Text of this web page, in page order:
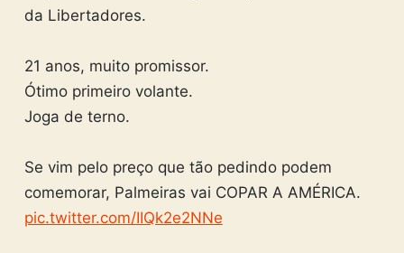
da Libertadores.
21 anos, muito promissor.
Ótimo primeiro volante.
Joga de terno.
Se vim pelo preço que tão pedindo podem
comemorar, Palmeiras vai COPAR A AMÉRICA.
pic.twitter.com/IIQk2e2NNe